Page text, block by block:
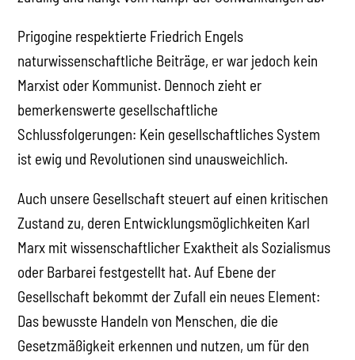
Prigogine respektierte Friedrich Engels
naturwissenschaftliche Beiträge, er war jedoch kein
Marxist oder Kommunist. Dennoch zieht er
bemerkenswerte gesellschaftliche
Schlussfolgerungen: Kein gesellschaftliches System
ist ewig und Revolutionen sind unausweichlich.
Auch unsere Gesellschaft steuert auf einen kritischen
Zustand zu, deren Entwicklungsmöglichkeiten Karl
Marx mit wissenschaftlicher Exaktheit als Sozialismus
oder Barbarei festgestellt hat. Auf Ebene der
Gesellschaft bekommt der Zufall ein neues Element:
Das bewusste Handeln von Menschen, die die
Gesetzmäßigkeit erkennen und nutzen, um für den